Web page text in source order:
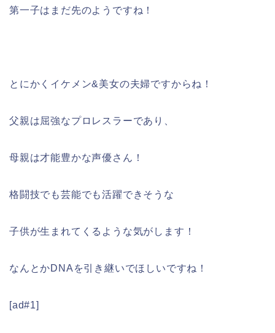
第一子はまだ先のようですね！
とにかくイケメン&美女の夫婦ですからね！
父親は屈強なプロレスラーであり、
母親は才能豊かな声優さん！
格闘技でも芸能でも活躍できそうな
子供が生まれてくるような気がします！
なんとかDNAを引き継いでほしいですね！
[ad#1]